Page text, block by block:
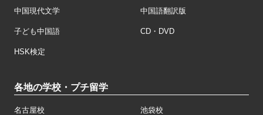
中国現代文学 中国語翻訳版
子ども中国語 CD・DVD
HSK検定
各地の学校・プチ留学
名古屋校 池袋校